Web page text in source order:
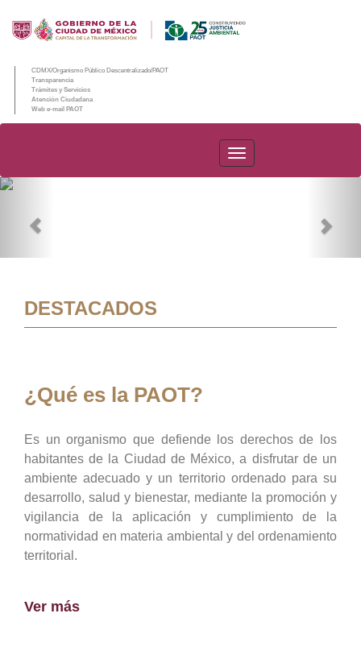
CDMX/Organismo Público Descentralizado/PAOT
Transparencia
Trámites y Servicios
Atención Ciudadana
Web e-mail PAOT
PAOT
DESTACADOS
¿Qué es la PAOT?
Es un organismo que defiende los derechos de los
habitantes de la Ciudad de México, a disfrutar de un
ambiente adecuado y un territorio ordenado para su
desarrollo, salud y bienestar, mediante la promoción y
vigilancia de la aplicación y cumplimiento de la
normatividad en materia ambiental y del ordenamiento
territorial.
Ver más